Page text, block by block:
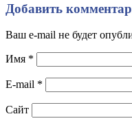
Добавить
Ваш e-mail не будет
Имя *
E-mail *
Сайт